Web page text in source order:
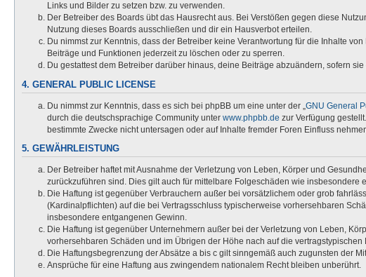
Links und Bilder zu setzen bzw. zu verwenden.
Der Betreiber des Boards übt das Hausrecht aus. Bei Verstößen gegen diese
Nutzung dieses Boards ausschließen und dir ein Hausverbot erteilen.
Du nimmst zur Kenntnis, dass der Betreiber keine Verantwortung für die Inhalte
Beiträge und Funktionen jederzeit zu löschen oder zu sperren.
Du gestattest dem Betreiber darüber hinaus, deine Beiträge abzuändern, sofern
4. GENERAL PUBLIC LICENSE
Du nimmst zur Kenntnis, dass es sich bei phpBB um eine unter der „ GNU General
durch die deutschsprachige Community unter www.phpbb.de zur Verfügung
bestimmte Zwecke nicht untersagen oder auf Inhalte fremder Foren Einfluss
5. GEWÄHRLEISTUNG
Der Betreiber haftet mit Ausnahme der Verletzung von Leben, Körper und
zurückzuführen sind. Dies gilt auch für mittelbare Folgeschäden wie insbesondere
Die Haftung ist gegenüber Verbrauchern außer bei vorsätzlichem oder grob
(Kardinalpflichten) auf die bei Vertragsschluss typischerweise vorhersehbaren
insbesondere entgangenen Gewinn.
Die Haftung ist gegenüber Unternehmern außer bei der Verletzung von Leben,
vorhersehbaren Schäden und im Übrigen der Höhe nach auf die
Die Haftungsbegrenzung der Absätze a bis c gilt sinngemäß auch zugunsten der
Ansprüche für eine Haftung aus zwingendem nationalem Recht bleiben unberührt.